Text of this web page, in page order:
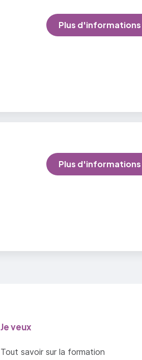
Plus d'informations
Plus d'informations
Je veux
Tout savoir sur la formation